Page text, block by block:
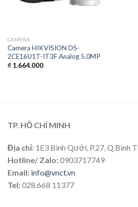
CAMERA
Camera HIKVISION DS-
2CE16U1T-IT3F Analog 5.0MP
₫1.664.000
TP. HỒ CHÍ MINH
Địa chỉ: 1E3 Bình Qưới, P.27, Q.Bình
Hotline/ Zalo:0903717749
Email: info@vnct.vn
Tel:028.668 11377